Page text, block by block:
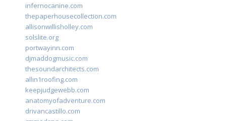
infernocanine.com
thepaperhousecollection.com
allisonwillisholley.com
solslite.org
portwayinn.com
djmaddogmusic.com
thesoundarchitects.com
allin1roofing.com
keepjudgewebb.com
anatomyofadventure.com
drivancastillo.com